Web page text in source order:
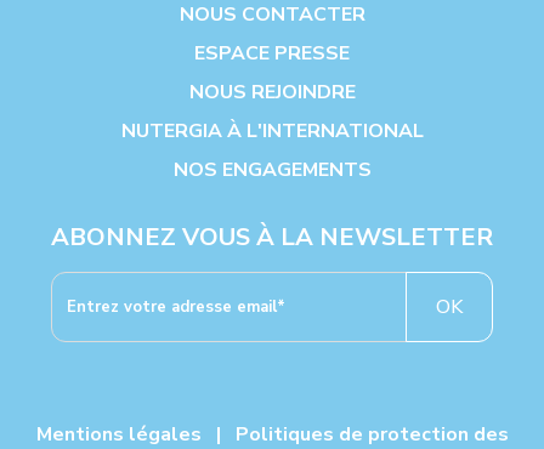
NOUS CONTACTER
ESPACE PRESSE
NOUS REJOINDRE
NUTERGIA À L'INTERNATIONAL
NOS ENGAGEMENTS
ABONNEZ VOUS À LA NEWSLETTER
OK
Mentions légales | Politiques de protection des